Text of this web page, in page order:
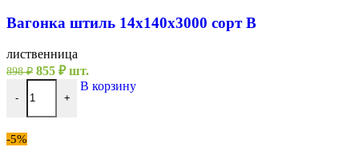
Вагонка штиль 14х140х3000 сорт В
лиственница
898₽ Первоначальная
цена
составляла
898 ₽.
855 ₽Текущая
цена:
855 ₽.
шт.
-
Количество товара Вагонка штиль 14х140х3000 сорт В
+
В корзину
-5%